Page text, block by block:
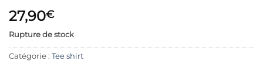
27,90€
Rupture de stock
Catégorie : Tee shirt